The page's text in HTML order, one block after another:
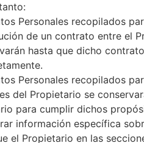
Personales recopilados
de un contrato entre el
hasta que dicho
Personales recopilados
del Propietario se
para cumplir dichos
información específica
el Propietario en las